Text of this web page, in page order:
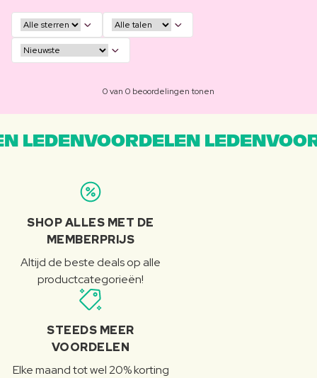
0 van 0 beoordelingen tonen
LEDENVOORDELEN
SHOP ALLES MET DE
MEMBERPRIJS
Altijd de beste deals op alle
productcategorieën!
STEEDS MEER
VOORDELEN
Elke maand tot wel 20% korting